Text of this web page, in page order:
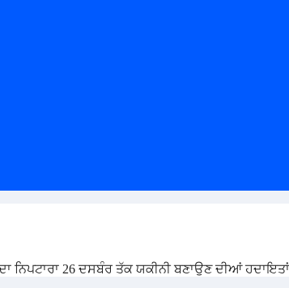
ਨਿਪਟਾਰਾ 26 ਦਸਬੰਰ ਤੱਕ ਯਕੀਨੀ ਬਣਾਉਣ ਦੀਆਂ ਹਦਾਇਤਾਂ